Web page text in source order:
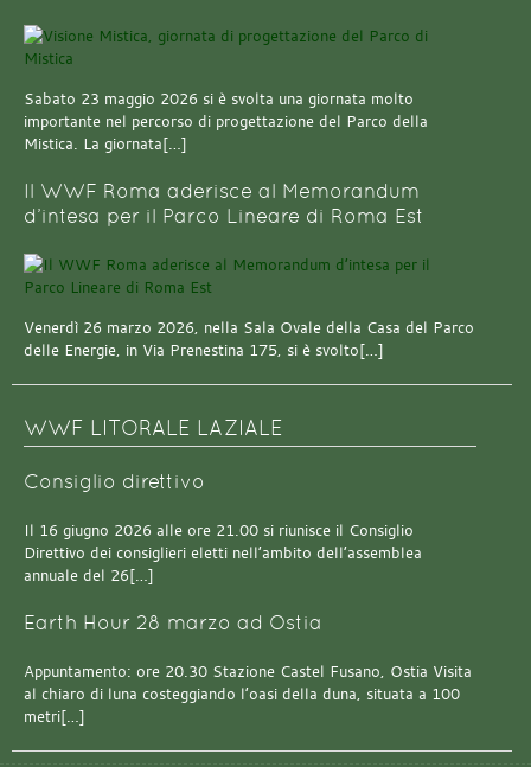
Sabato 23 maggio 2026 si è svolta una giornata molto
importante nel percorso di progettazione del Parco della
Mistica. La giornata[…]
Il WWF Roma aderisce al Memorandum
d’intesa per il Parco Lineare di Roma Est
Venerdì 26 marzo 2026, nella Sala Ovale della Casa del Parco
delle Energie, in Via Prenestina 175, si è svolto[…]
WWF LITORALE LAZIALE
Consiglio direttivo
Il 16 giugno 2026 alle ore 21.00 si riunisce il Consiglio
Direttivo dei consiglieri eletti nell’ambito dell’assemblea
annuale del 26[…]
Earth Hour 28 marzo ad Ostia
Appuntamento: ore 20.30 Stazione Castel Fusano, Ostia Visita
al chiaro di luna costeggiando l’oasi della duna, situata a 100
metri[…]